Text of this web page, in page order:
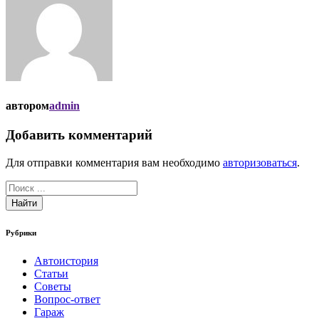
авторомadmin
Добавить комментарий
Для отправки комментария вам необходимо авторизоваться.
Найти
Рубрики
Автоистория
Статьи
Советы
Вопрос-ответ
Гараж